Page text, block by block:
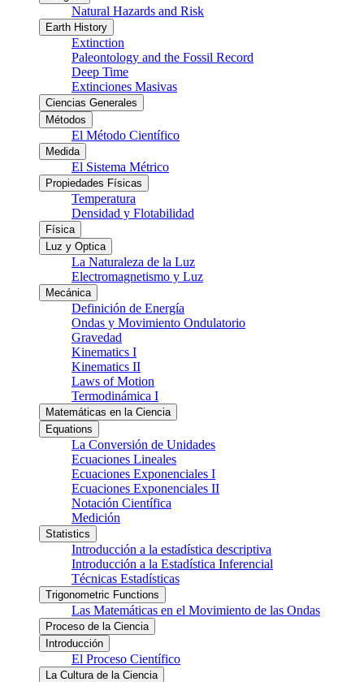
Natural Hazards and Risk
Earth History
Extinction
Paleontology and the Fossil Record
Deep Time
Extinciones Masivas
Ciencias Generales
Métodos
El Método Científico
Medida
El Sistema Métrico
Propiedades Físicas
Temperatura
Densidad y Flotabilidad
Física
Luz y Optica
La Naturaleza de la Luz
Electromagnetismo y Luz
Mecánica
Definición de Energía
Ondas y Movimiento Ondulatorio
Gravedad
Kinematics I
Kinematics II
Laws of Motion
Termodinámica I
Matemáticas en la Ciencia
Equations
La Conversión de Unidades
Ecuaciones Lineales
Ecuaciones Exponenciales I
Ecuaciones Exponenciales II
Notación Científica
Medición
Statistics
Introducción a la estadística descriptiva
Introducción a la Estadística Inferencial
Técnicas Estadísticas
Trigonometric Functions
Las Matemáticas en el Movimiento de las Ondas
Proceso de la Ciencia
Introducción
El Proceso Científico
La Cultura de la Ciencia